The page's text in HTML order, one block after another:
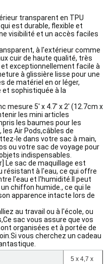
transparent en TPU
est durable, flexible et
visibilité et un accès faciles
à l'extérieur comme
cuir de haute qualité, très
exceptionnellement facile à
à glissière lisse pour une
de matériel en or léger,
sophistiquée à la
mesure 5' x 4.7' x 2' (12.7cm x
les mini articles
les baumes pour les
les Air Pods,câbles de
le dans votre sac à main,
ou votre sac de voyage pour
indispensables.
Le sac de maquillage est
résistant à l'eau, ce qui offre
l'eau et l'humidité.Il peut
chiffon humide., ce qui le
apparence intacte lors de
au travail ou à l'école, ou
sac vous assure que vos
organisées et à portée de
vous cherchez un cadeau
5 x 4,7 x